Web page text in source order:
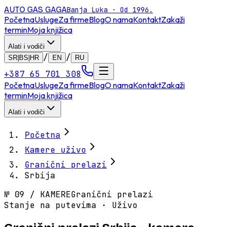
AUTO GAS GAGABanja Luka · Od 1996.
PočetnaUslugeZa firmeBlogO namaKontaktZakaži
terminMoja knjižica
Alati i vodiči
SR|BS|HR
/ EN / RU
+387 65 701 308
PočetnaUslugeZa firmeBlogO namaKontaktZakaži
terminMoja knjižica
Alati i vodiči
Početna
Kamere uživo
Granični prelazi
Srbija
№ 09 / KAMEREGranični prelazi
Stanje na putevima · Uživo